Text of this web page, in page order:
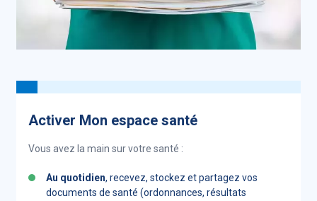
Activer Mon espace santé
Vous avez la main sur votre santé :
Au quotidien, recevez, stockez et partagez vos
documents de santé (ordonnances, résultats